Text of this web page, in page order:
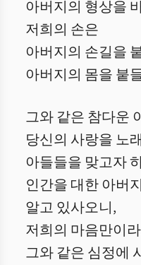
아버지의 형상을
저희의 손은
아버지의 손길을
아버지의 몸을 붙
그와 같은 참다운
당신의 사랑을 노
아들들을 맞고자
인간을 대한 아버
알고 있사오니,
저희의 마음만이
그와 같은 심정에